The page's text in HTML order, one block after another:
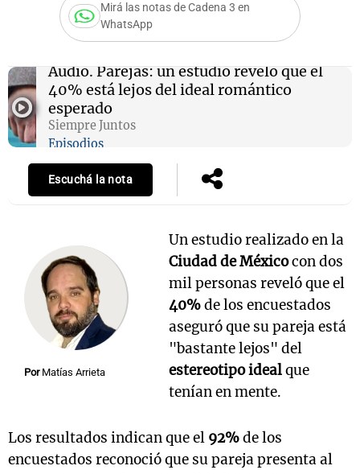
Mirá las notas de Cadena 3 en
WhatsApp
Audio. Parejas: un estudio reveló que el
40% está lejos del ideal romántico
esperado
Siempre Juntos
Episodios
Escuchá la nota
Por Matías Arrieta
Un estudio realizado en la
Ciudad de Méxicocon dos
mil personas reveló que el
40%de los encuestados
aseguró que su pareja está
"bastante lejos" del
estereotipo idealque
tenían en mente.
Los resultados indican que el 92%de los
encuestados reconoció que su pareja presenta al
Notas
Mundial 2026
Notas